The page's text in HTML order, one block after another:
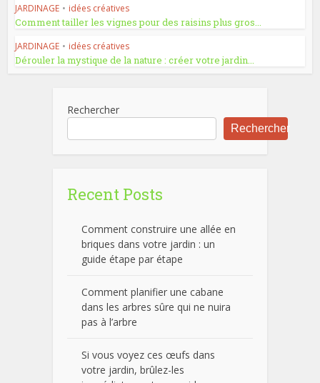
JARDINAGE • idées créatives
Comment tailler les vignes pour des raisins plus gros...
JARDINAGE • idées créatives
Dérouler la mystique de la nature : créer votre jardin...
Rechercher
Rechercher
Recent Posts
Comment construire une allée en
briques dans votre jardin : un
guide étape par étape
Comment planifier une cabane
dans les arbres sûre qui ne nuira
pas à l’arbre
Si vous voyez ces œufs dans
votre jardin, brûlez-les